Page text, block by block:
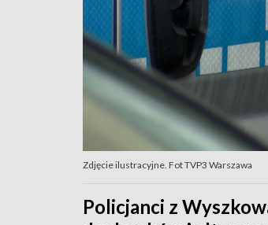
Zdjęcie ilustracyjne. Fot TVP3 Warszawa
Policjanci z